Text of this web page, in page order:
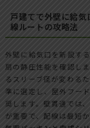
戸建てで外壁に給
線ルートの攻略法
外壁に給気口を新設す
扇の静圧性能を確認し
るスリーブ径が変わるた
準に選定し、屋外フー
奨します。壁貫通では、
が重要で、配線は最短